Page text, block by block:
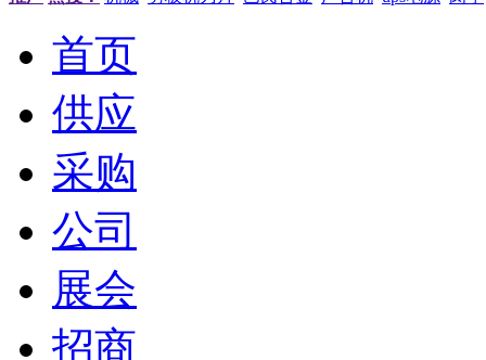
首页
供应
采购
公司
展会
招商